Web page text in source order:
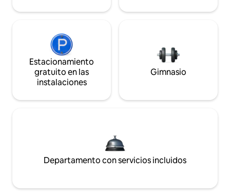
Estacionamiento
gratuito en las
instalaciones
Gimnasio
Departamento con servicios incluidos